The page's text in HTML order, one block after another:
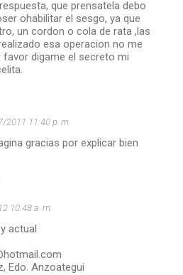
que prensatela debo
ohabilitar el sesgo, ya que
un cordon o cola de rata ,las
esa operacion no me
favor digame el secreto mi
2011 11:40 p. m.
gracias por explicar bien
10:48 a. m.
actual
Edo. Anzoategui